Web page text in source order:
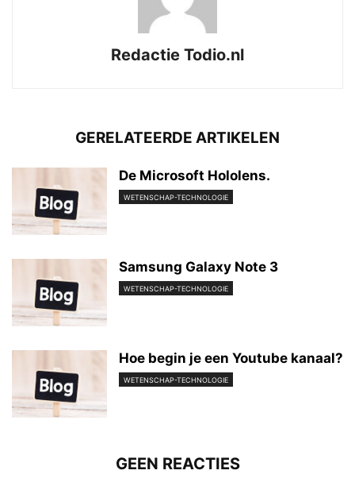
Redactie Todio.nl
GERELATEERDE ARTIKELEN
De Microsoft Hololens.
WETENSCHAP-TECHNOLOGIE
Samsung Galaxy Note 3
WETENSCHAP-TECHNOLOGIE
Hoe begin je een Youtube kanaal?
WETENSCHAP-TECHNOLOGIE
GEEN REACTIES